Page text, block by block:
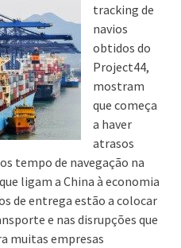
tracking de
navios
obtidos do
Project44,
mostram
que começa
a haver
atrasos
tempo de navegação na
ligam a China à economia
de entrega estão a colocar
e nas disrupções que
muitas empresas